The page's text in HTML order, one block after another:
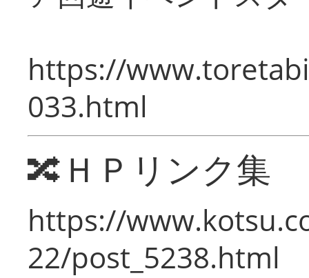
https://
033.html
🔀ＨＰリンク集
https://
22/post_5238.html